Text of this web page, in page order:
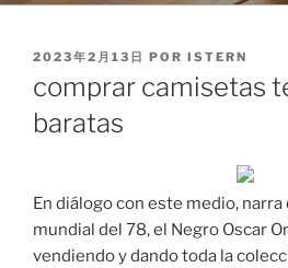
PUBLICADO
2023年2月13日 POR ISTERN
comprar camisetas
baratas
En diálogo con este medio,
mundial del 78, el Negro Oscar
vendiendo y dando toda la